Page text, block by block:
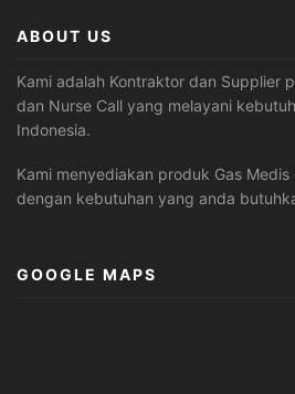
ABOUT US
Kami adalah Kontraktor dan Supplier
dan Nurse Call yang melayani
Indonesia.
Kami menyediakan produk Gas
dengan kebutuhan yang anda
GOOGLE MAPS